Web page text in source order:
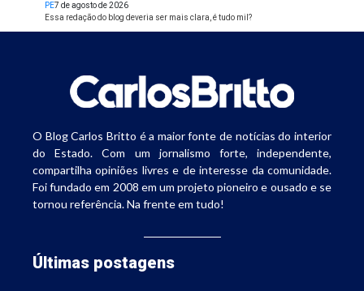
PE7 de agosto de 2026
Essa redação do blog deveria ser mais clara, é tudo mil?
O Blog Carlos Britto é a maior fonte de notícias do interior
do Estado. Com um jornalismo forte, independente,
compartilha opiniões livres e de interesse da comunidade.
Foi fundado em 2008 em um projeto pioneiro e ousado e se
tornou referência. Na frente em tudo!
Últimas postagens